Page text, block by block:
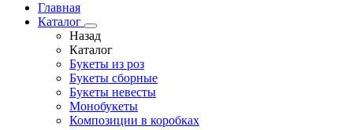
Главная
Каталог
Назад
Каталог
Букеты из роз
Букеты сборные
Букеты невесты
Монобукеты
Композиции в коробках